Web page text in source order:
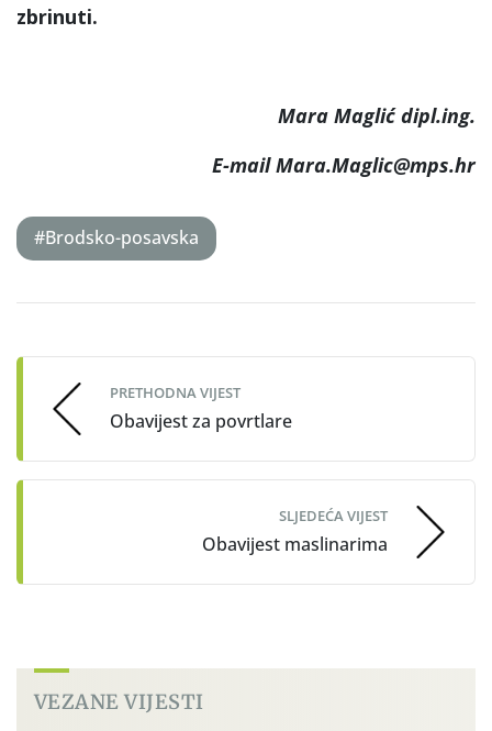
zbrinuti.
Mara Maglić dipl.ing.
E-mail Mara.Maglic@mps.hr
#Brodsko-posavska
navigation
PRETHODNA VIJEST
Obavijest za povrtlare
SLJEDEĆA VIJEST
Obavijest maslinarima
VEZANE VIJESTI